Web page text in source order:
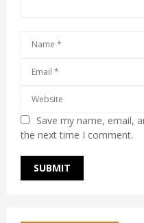
Save my name, email,
the next time I comment.